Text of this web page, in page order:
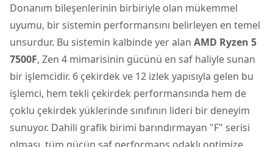
Donanım bileşenlerinin birbiriyle olan mükemmel
uyumu, bir sistemin performansını belirleyen en temel
unsurdur. Bu sistemin kalbinde yer alan AMD Ryzen 5
7500F, Zen 4 mimarisinin gücünü en saf haliyle sunan
bir işlemcidir. 6 çekirdek ve 12 izlek yapısıyla gelen bu
işlemci, hem tekli çekirdek performansında hem de
çoklu çekirdek yüklerinde sınıfının lideri bir deneyim
sunuyor. Dahili grafik birimi barındırmayan "F" serisi